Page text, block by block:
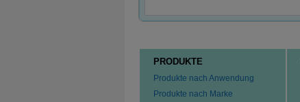
PRODUKTE
Produkte nach Anwendung
Produkte nach Marke